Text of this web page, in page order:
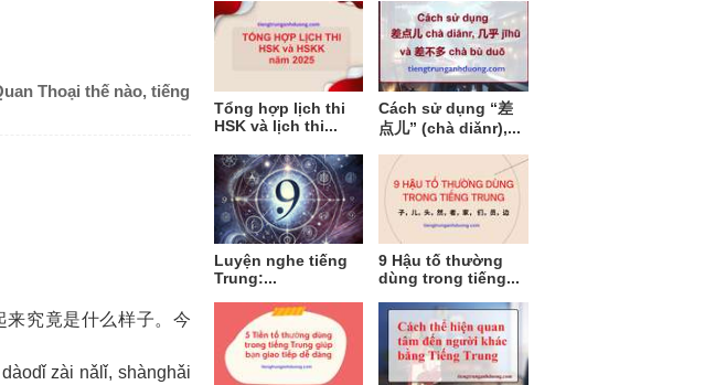
Thoại thế nào, tiếng
究竟是什么样子。今
zài nǎlǐ, shànghǎi
Tổng hợp lịch thi
HSK và lịch thi...
Cách sử dụng “差
点儿” (chà diǎnr),...
Luyện nghe tiếng
Trung:...
9 Hậu tố thường
dùng trong tiếng...